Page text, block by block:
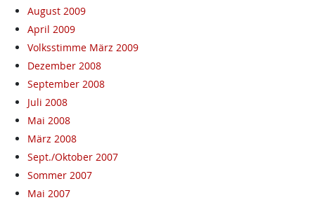
August 2009
April 2009
Volksstimme März 2009
Dezember 2008
September 2008
Juli 2008
Mai 2008
März 2008
Sept./Oktober 2007
Sommer 2007
Mai 2007